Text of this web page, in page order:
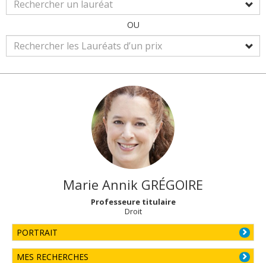
OU
Marie Annik GRÉGOIRE
Professeure titulaire
Droit
PORTRAIT
MES RECHERCHES